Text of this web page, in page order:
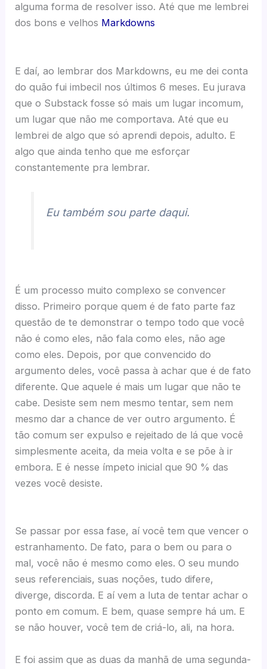
alguma forma de resolver isso. Até que me lembrei
dos bons e velhos Markdowns
E daí, ao lembrar dos Markdowns, eu me dei conta
do quão fui imbecil nos últimos 6 meses. Eu jurava
que o Substack fosse só mais um lugar incomum,
um lugar que não me comportava. Até que eu
lembrei de algo que só aprendi depois, adulto. E
algo que ainda tenho que me esforçar
constantemente pra lembrar.
Eu também sou parte daqui.
É um processo muito complexo se convencer
disso. Primeiro porque quem é de fato parte faz
questão de te demonstrar o tempo todo que você
não é como eles, não fala como eles, não age
como eles. Depois, por que convencido do
argumento deles, você passa à achar que é de fato
diferente. Que aquele é mais um lugar que não te
cabe. Desiste sem nem mesmo tentar, sem nem
mesmo dar a chance de ver outro argumento. É
tão comum ser expulso e rejeitado de lá que você
simplesmente aceita, da meia volta e se põe à ir
embora. E é nesse ímpeto inicial que 90 % das
vezes você desiste.
Se passar por essa fase, aí você tem que vencer o
estranhamento. De fato, para o bem ou para o
mal, você não é mesmo como eles. O seu mundo
seus referenciais, suas noções, tudo difere,
diverge, discorda. E aí vem a luta de tentar achar o
ponto em comum. E bem, quase sempre há um. E
se não houver, você tem de criá-lo, ali, na hora.
E foi assim que as duas da manhã de uma segunda-